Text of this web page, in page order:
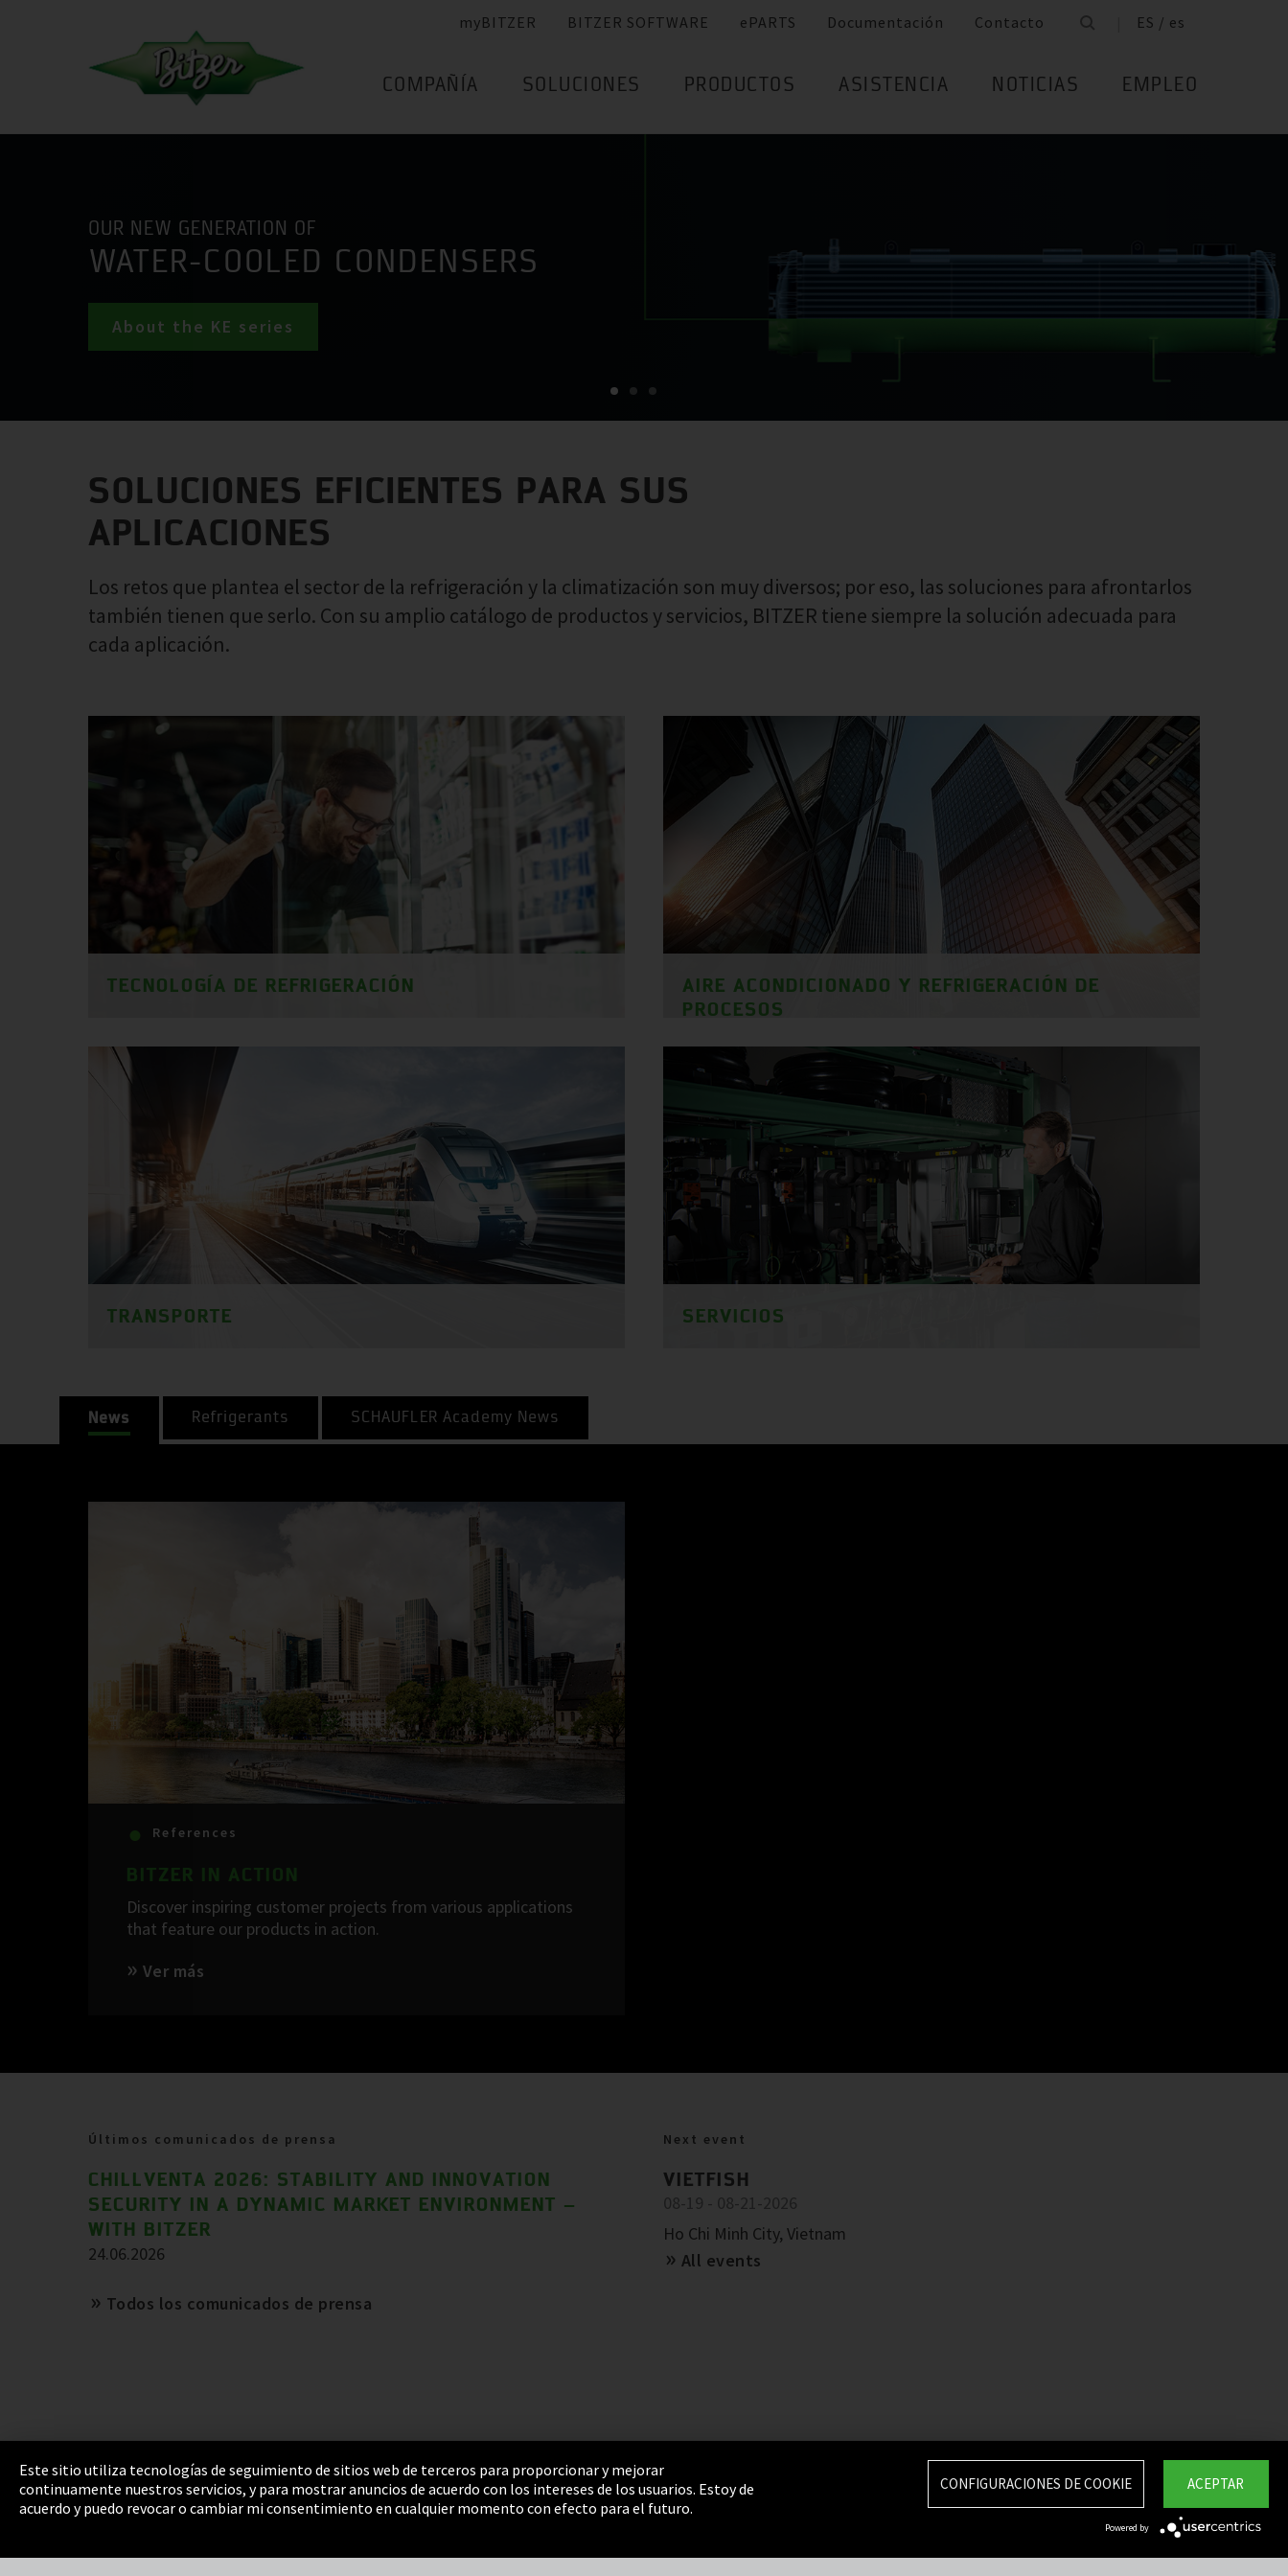
myBITZER BITZER SOFTWARE ePARTS Documentación Contacto ES / es
COMPAÑÍA SOLUCIONES PRODUCTOS ASISTENCIA NOTICIAS EMPLEO
OUR NEW GENERATION OF
WATER-COOLED CONDENSERS
About the KE series
SOLUCIONES EFICIENTES PARA SUS
APLICACIONES
Los retos que plantea el sector de la refrigeración y la climatización son muy diversos; por eso, las soluciones para afrontarlos
también tienen que serlo. Con su amplio catálogo de productos y servicios, BITZER tiene siempre la solución adecuada para
cada aplicación.
TECNOLOGÍA DE REFRIGERACIÓN
AIRE ACONDICIONADO Y REFRIGERACIÓN DE
PROCESOS
TRANSPORTE SERVICIOS
News Refrigerants SCHAUFLER Academy News
References
BITZER IN ACTION
Discover inspiring customer projects from various applications
that feature our products in action.
Ver más
Últimos comunicados de prensa
CHILLVENTA 2026: STABILITY AND INNOVATION
SECURITY IN A DYNAMIC MARKET ENVIRONMENT –
WITH BITZER
24.06.2026
Todos los comunicados de prensa
Next event
VIETFISH
08-19 - 08-21-2026
Ho Chi Minh City, Vietnam
All events
Pie de imprenta Política de privacidad Cookie Settings Términos y Condiciones
Este sitio utiliza tecnologías de seguimiento de sitios web de terceros para proporcionar y mejorar
continuamente nuestros servicios, y para mostrar anuncios de acuerdo con los intereses de los usuarios. Estoy de
acuerdo y puedo revocar o cambiar mi consentimiento en cualquier momento con efecto para el futuro.
ACEPTAR
CONFIGURACIONES DE COOKIE
Powered by